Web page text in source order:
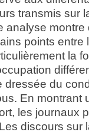
transmis sur
analyse
points entre
la
dressée du
En montrant
les journaux
discours sur